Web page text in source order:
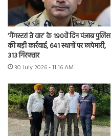
‘गैंगस्टरां ते वार’ के 190वें दिन पंजाब पुलिस
की बड़ी कार्रवाई, 641 स्थानों पर छापेमारी,
313 गिरफ्तार
30 July 2026 - 11:16 AM